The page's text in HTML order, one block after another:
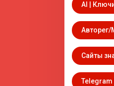
AI |
Сайты